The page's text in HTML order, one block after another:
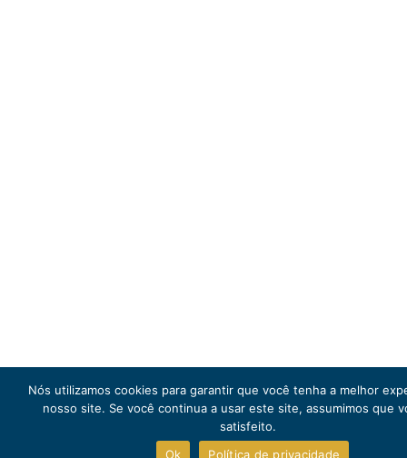
Nós utilizamos cookies para garantir que você tenha a melhor
nosso site. Se você continua a usar este site, assumimos que
satisfeito.
Ok
Política de privacidade